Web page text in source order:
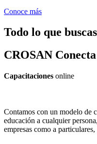
Conoce más
Todo lo que
CROSAN
Capacitaciones online
Contamos con un modelo de
educación a cualquier
empresas como a